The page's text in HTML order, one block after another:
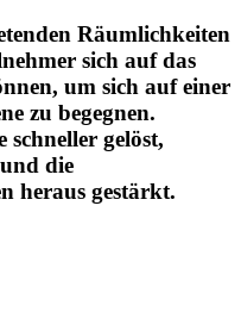
Räumlichkeiten
sich auf das
um sich auf einer
zu begegnen.
gelöst,
die
heraus gestärkt.